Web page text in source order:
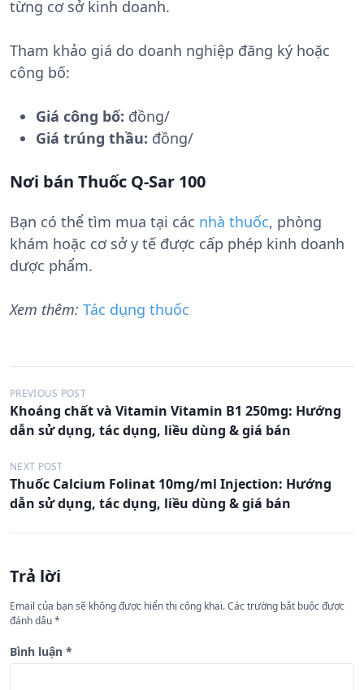
từng cơ sở kinh doanh.
Tham khảo giá do doanh nghiệp đăng ký hoặc
công bố:
Giá công bố: đồng/
Giá trúng thầu: đồng/
Nơi bán Thuốc Q-Sar 100
Bạn có thể tìm mua tại các nhà thuốc, phòng
khám hoặc cơ sở y tế được cấp phép kinh doanh
dược phẩm.
Xem thêm: Tác dụng thuốc
Đ
i
u
h
n
b
à
i
PREVIOUS POST
Khoáng chất và Vitamin Vitamin B1 250mg: Hướng
dẫn sử dụng, tác dụng, liều dùng & giá bán
NEXT POST
Thuốc Calcium Folinat 10mg/ml Injection: Hướng
dẫn sử dụng, tác dụng, liều dùng & giá bán
Trả lời
Email của bạn sẽ không được hiển thị công khai.Các trường bắt buộc được
đánh dấu*
Bình luận *